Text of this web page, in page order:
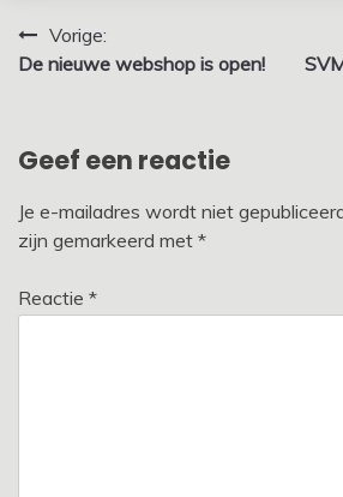
Bericht
navigatie
Vorige:
De nieuwe webshop is open!
Geef een reactie
Je e-mailadres wordt niet
zijn gemarkeerd met *
Reactie *